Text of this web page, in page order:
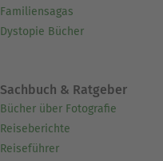
Familiensagas
Dystopie Bücher
Sachbuch & Ratgeber
Bücher über Fotografie
Reiseberichte
Reiseführer